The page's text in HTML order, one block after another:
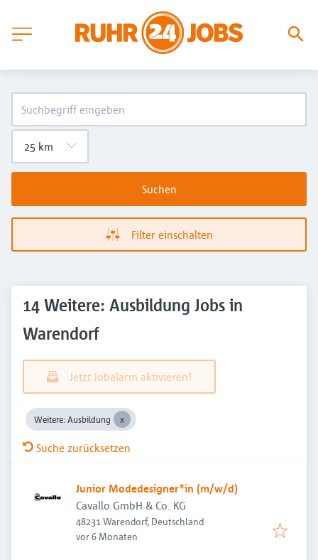
Suchen
Filter einschalten
14 Weitere: Ausbildung Jobs in
Warendorf
Jetzt Jobalarm aktivieren!
Weitere: Ausbildung
Suche zurücksetzen
Junior Modedesigner*in (m/w/d)
Cavallo GmbH & Co. KG
48231 Warendorf, Deutschland
Veröffentlicht:
vor 6 Monaten